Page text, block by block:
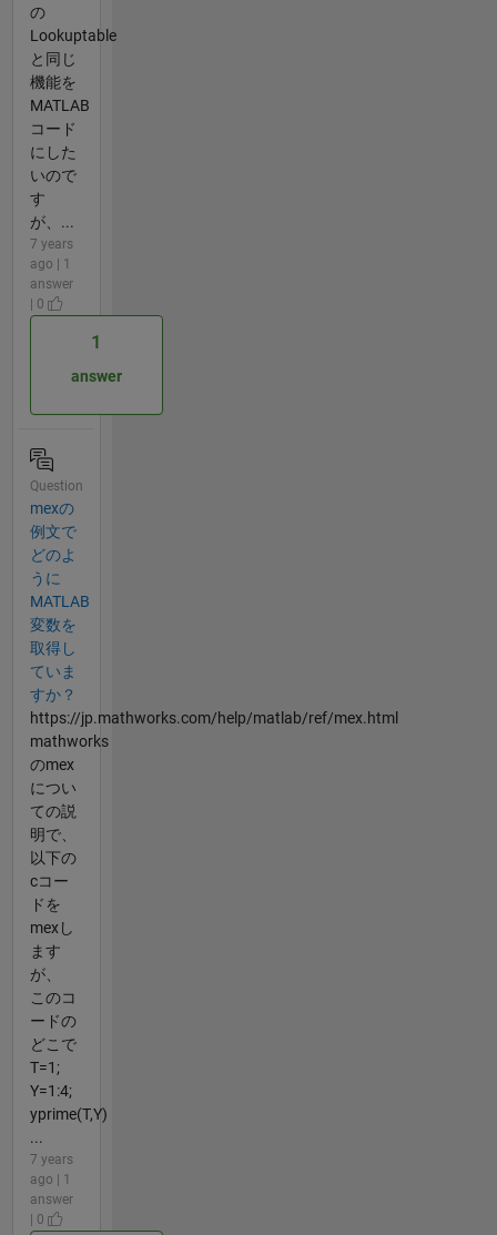
の
Lookuptable
と同じ
機能を
MATLAB
コード
にした
いので
す
が、...
7 years
ago | 1
answer
| 0
1
answer
Question
mexの
例文で
どのよ
うに
MATLAB
変数を
取得し
ていま
すか？
https://jp.mathworks.com/help/matlab/ref/mex.html
mathworks
のmex
につい
ての説
明で、
以下の
cコー
ドを
mexし
ます
が、
このコ
ードの
どこで
T=1;
Y=1:4;
yprime(T,Y)
...
7 years
ago | 1
answer
| 0